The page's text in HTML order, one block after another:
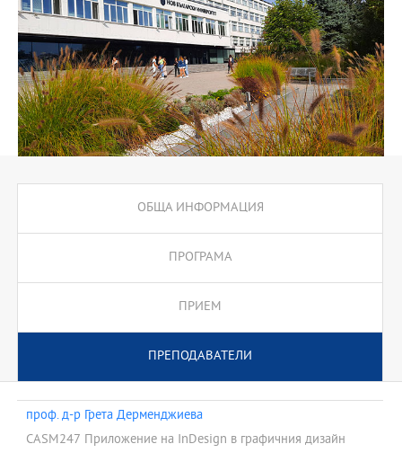
жанровото многообразие на плакатното изкуство, както и
всички аспекти на съвременната приложната графика.
Посредством тематично разработени курсове, студентите се
обучават в идейното създаване и проектиране на плакат,
рекламна графика, етикет, опаковка, запазен знак, фирмен стил,
пиктография и др. В образователния процес се обръща
специално внимание на шрифта, типографията и калиграфията
като основни изразни средства на модерния графичен дизайн.
Чрез теоретични лекции, семинари и конференции, студентите
се запознават с традициите и постиженията на българския и
световен плакат и приложна графика. Обучението се допълва и
Важен акцент в програмата е възможността в третия семестър
за стажове и практики в различни в рекламни агенции и УПИЗ,
ОБЩА ИНФОРМАЦИЯ
ПРОГРАМА
ПРИЕМ
ПРЕПОДАВАТЕЛИ
проф. д-р Грета Дерменджиева
CASM247 Приложение на InDesign в графичния дизайн